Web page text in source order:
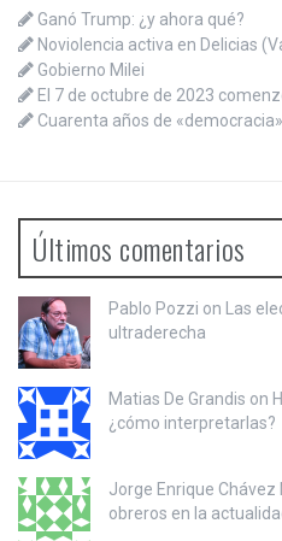
Ganó Trump: ¿y ahora qué?
Noviolencia activa en Delicias
Gobierno Milei
El 7 de octubre de 2023
Cuarenta años de
Últimos comentarios
Pablo Pozzi on
Las
ultraderecha
Matias De Grandis on
¿cómo interpretarlas?
Jorge Enrique Chávez
obreros en la